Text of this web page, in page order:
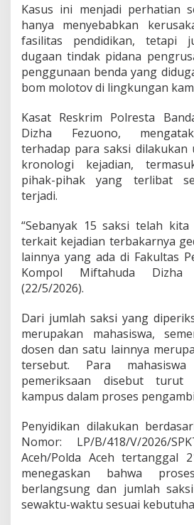
k
r
i
m
P
e
r
k
s
a
1
5
S
s
Kasus ini menjadi perhatian
hanya menyebabkan
fasilitas pendidikan, tetapi
dugaan tindak pidana
penggunaan benda yang
bom molotov di lingkungan
Kasat Reskrim Polresta
Dizha Fezuono,
terhadap para saksi dilakukan
kronologi kejadian,
pihak-pihak yang terlibat
terjadi.
“Sebanyak 15 saksi telah
terkait kejadian terbakarnya
lainnya yang ada di Fakultas
Kompol Miftahuda Dizha
(22/5/2026).
Dari jumlah saksi yang
merupakan mahasiswa,
dosen dan satu lainnya
tersebut. Para
pemeriksaan disebut turut
kampus dalam proses
Penyidikan dilakukan
Nomor: LP/B/418/V/2026/
Aceh/Polda Aceh tertanggal
menegaskan bahwa
berlangsung dan jumlah
sewaktu-waktu sesuai